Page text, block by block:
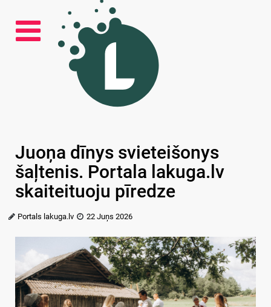
Juoņa dīnys svieteišonys
šaļtenis. Portala lakuga.lv
skaiteituoju pīredze
Portals lakuga.lv 22 Juņs 2026